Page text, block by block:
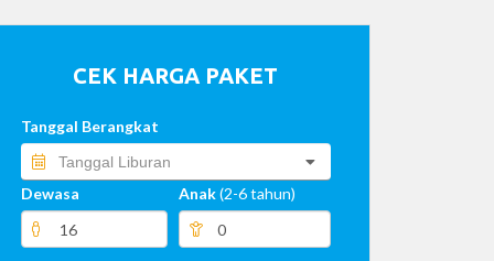
CEK HARGA PAKET
Tanggal Berangkat
Dewasa Anak(2-6 tahun)